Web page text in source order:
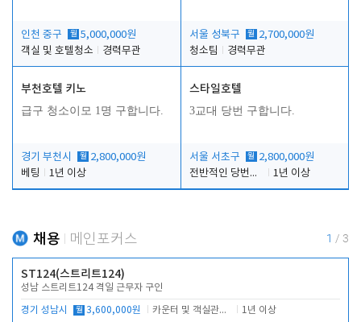
인천 중구 월 5,000,000원
객실 및 호텔청소
경력무관
서울 성북구 월 2,700,000원
청소팀
경력무관
부천호텔 키노
급구 청소이모 1명 구합니다.
경기 부천시 월 2,800,000원
베팅
1년 이상
스타일호텔
3교대 당번 구합니다.
서울 서초구 월 2,800,000원
전반적인 당번업무
1년 이상
채용 메인포커스 1 / 3
ST124(스트리트124)
성남 스트리트124 격일 근무자 구인
경기 성남시 월 3,600,000원 카운터 및 객실관리 전반 1년 이상